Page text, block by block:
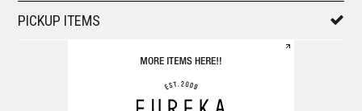
PICKUP ITEMS